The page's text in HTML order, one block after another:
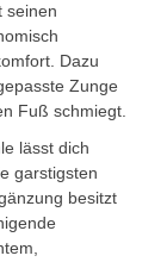
seinen
Dazu
Zunge
Fuß schmiegt.
lässt dich
garstigsten
besitzt